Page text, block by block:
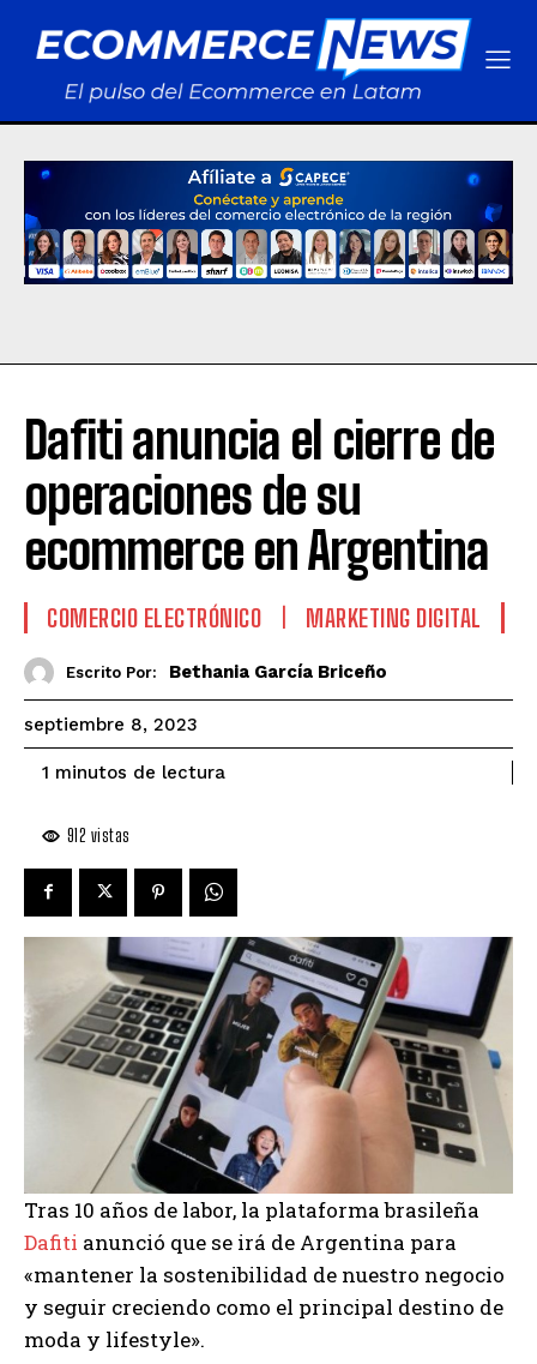
Dafiti anuncia el cierre de
operaciones de su
ecommerce en Argentina
COMERCIO ELECTRÓNICO MARKETING DIGITAL
Escrito Por: Bethania García Briceño
septiembre 8, 2023
1 minutos de lectura
912 vistas
Tras 10 años de labor, la plataforma brasileña
Dafiti anunció que se irá de Argentina para
«mantener la sostenibilidad de nuestro negocio
y seguir creciendo como el principal destino de
moda y lifestyle».